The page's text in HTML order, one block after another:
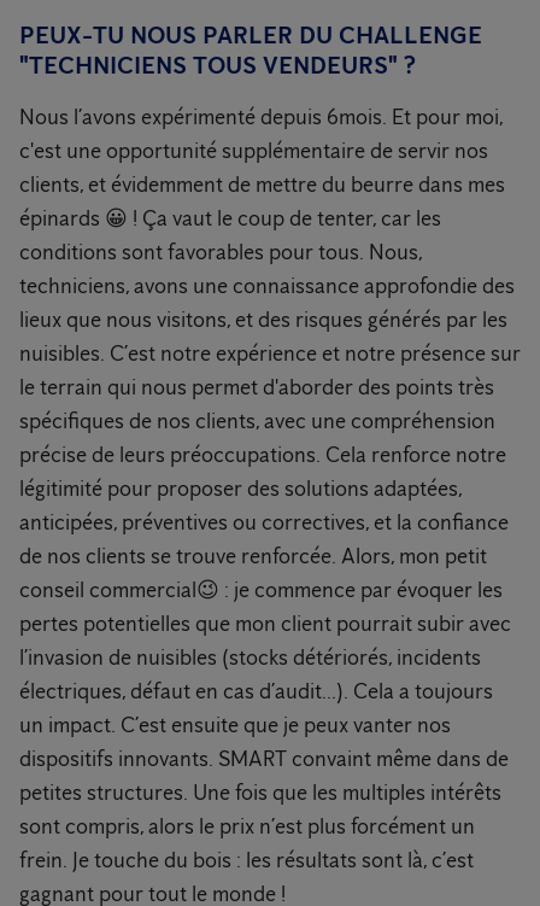
PEUX-TU NOUS PARLER DU CHALLENGE
"TECHNICIENS TOUS VENDEURS" ?
Nous l’avons expérimenté depuis 6mois. Et pour moi,
c'est une opportunité supplémentaire de servir nos
clients, et évidemment de mettre du beurre dans mes
épinards 😀 ! Ça vaut le coup de tenter, car les
conditions sont favorables pour tous. Nous,
techniciens, avons une connaissance approfondie des
lieux que nous visitons, et des risques générés par les
nuisibles. C’est notre expérience et notre présence sur
le terrain qui nous permet d'aborder des points très
spécifiques de nos clients, avec une compréhension
précise de leurs préoccupations. Cela renforce notre
légitimité pour proposer des solutions adaptées,
anticipées, préventives ou correctives, et la confiance
de nos clients se trouve renforcée. Alors, mon petit
conseil commercial😉 : je commence par évoquer les
pertes potentielles que mon client pourrait subir avec
l’invasion de nuisibles (stocks détériorés, incidents
électriques, défaut en cas d’audit...). Cela a toujours
un impact. C’est ensuite que je peux vanter nos
dispositifs innovants. SMART convaint même dans de
petites structures. Une fois que les multiples intérêts
sont compris, alors le prix n’est plus forcément un
frein. Je touche du bois : les résultats sont là, c’est
gagnant pour tout le monde !